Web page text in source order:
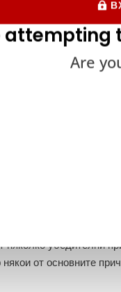
убедителни
от основните
Are